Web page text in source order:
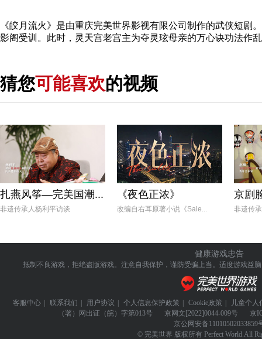
《皎月流火》是由重庆完美世界影视有限公司制作的武侠短
影阁受训。此时，灵天宫老宫主为夺灵玹母亲的万心诀功法作
猜您可能喜欢的视频
扎燕风筝—完美国潮...
非遗传承人杨利平访谈
《夜色正浓》
改编自右耳原著小说《Sale...
京剧
非遗传
健康游戏忠告
抵制不良游戏，拒绝盗版游戏。注意自我保护，谨防受骗上当。 适度游戏益
客服中心 | 联系我们 | 用户协议 | 个人信息保护政策 | Cookie政策 |
儿童个人
（署）网出证（皖）字第013号
京网文[2022]0044-009号
京
京公网安备11010502033859
© 完美世界 版权所有 Perfect World.All